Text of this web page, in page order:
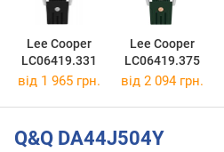
Lee Cooper
LC06419.331
Lee Cooper
LC06419.375
від 1 965 грн. від 2 094 грн.
Q&Q DA44J504Y